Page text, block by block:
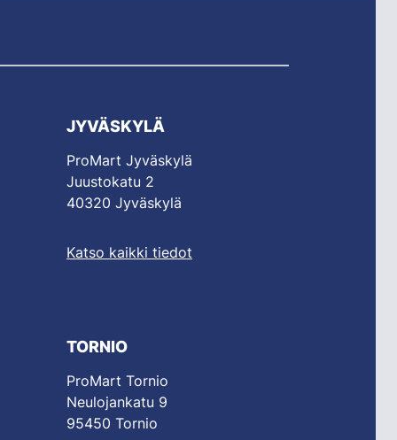
JYVÄSKYLÄ
ProMart Jyväskylä
Juustokatu 2
40320 Jyväskylä
Katso kaikki tiedot
TORNIO
ProMart Tornio
Neulojankatu 9
95450 Tornio